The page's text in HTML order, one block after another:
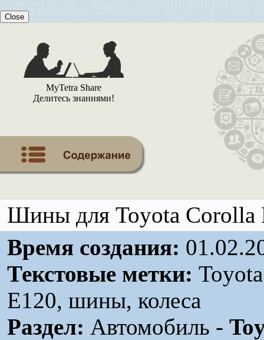
Close
MyTetra Share
Делитесь знаниями!
Шины для Toyota Corolla
Время создания:
Текстовые метки:
E120, шины, колеса
Раздел: Автомобиль -